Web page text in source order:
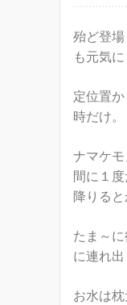
殆ど登
も元気
定位置
時だけ。
ナマケ
間に１
降りると
たま～
に連れ出
お水は